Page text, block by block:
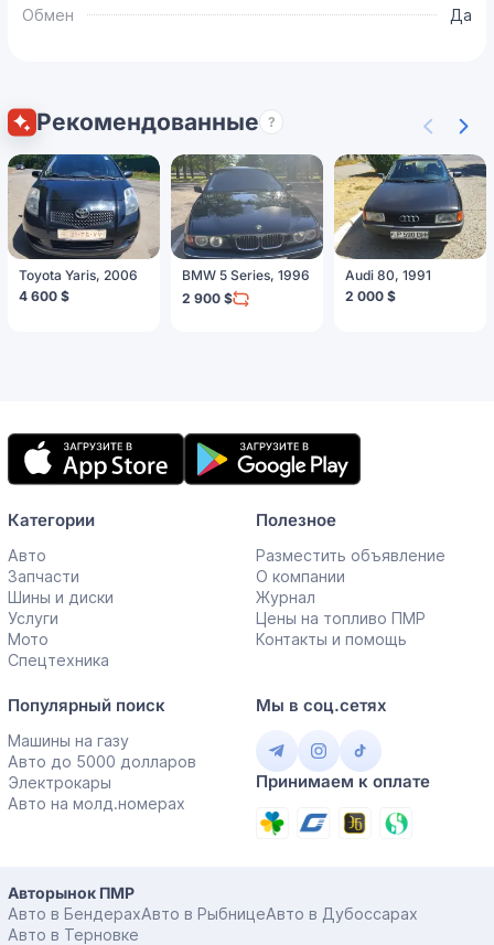
Обмен
Да
Рекомендованные ?
Toyota Yaris, 2006
4 600 $
BMW 5 Series, 1996
2 900 $
Audi 80, 1991
2 000 $
Мобильное
приложение
Категории
Авто
Запчасти
Шины и диски
Услуги
Мото
Спецтехника
Полезное
Разместить объявление
О компании
Журнал
Цены на топливо ПМР
Контакты и помощь
Популярный поиск
Машины на газу
Авто до 5000 долларов
Электрокары
Авто на молд.номерах
Мы в соц.сетях
Принимаем к оплате
Авторынок ПМР
Авто в БендерахАвто в РыбницеАвто в Дубоссарах
Авто в Терновке